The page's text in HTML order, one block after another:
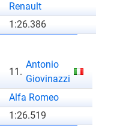
Renault
1:26.386
11.
Antonio
Giovinazzi
Alfa Romeo
1:26.519